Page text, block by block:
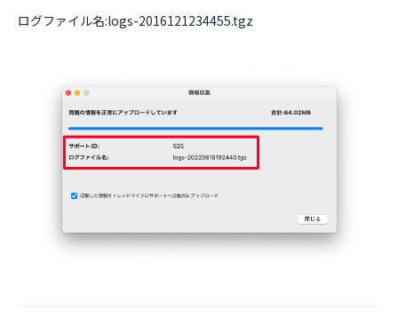
ログファイル名:logs-2016121234455.tgz